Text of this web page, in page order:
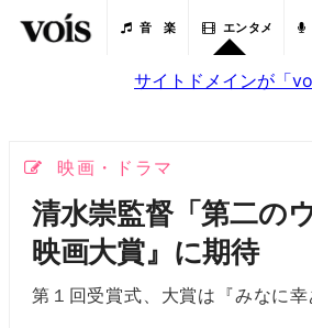
音 楽 エンタメ
サイトドメインが「
映画・ドラマ
清水崇監督「第二の
映画大賞』に期待
第１回受賞式、大賞は『みなに幸